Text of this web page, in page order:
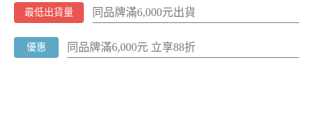
最低出貨量 同品牌滿6,000元出貨
優惠 同品牌滿6,000元 立享88折